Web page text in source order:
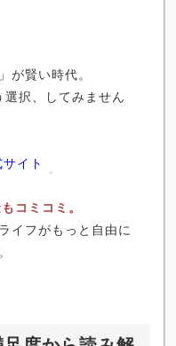
が賢い時代。
選択、してみません
イト
コミコミ。
イフがもっと自由に